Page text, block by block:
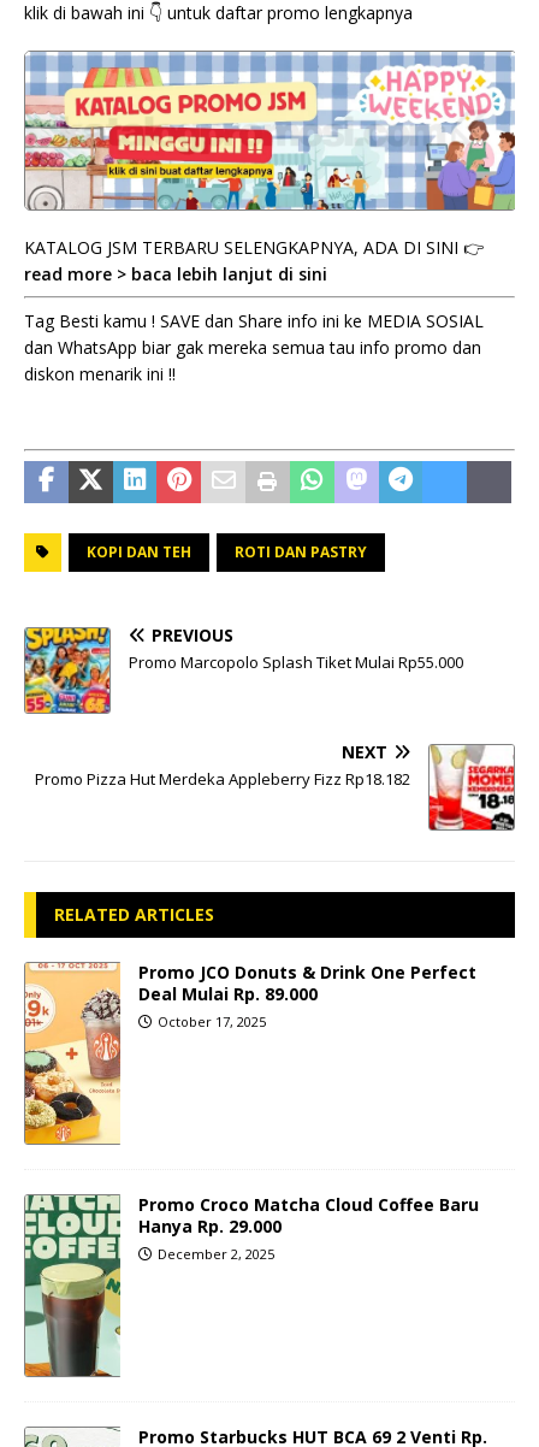
klik di bawah ini 👇 untuk daftar promo lengkapnya
KATALOG JSM TERBARU SELENGKAPNYA, ADA DI SINI 👉
read more > baca lebih lanjut di sini
Tag Besti kamu ! SAVE dan Share info ini ke MEDIA SOSIAL
dan WhatsApp biar gak mereka semua tau info promo dan
diskon menarik ini !!
KOPI DAN TEH ROTI DAN PASTRY
PREVIOUS
Promo Marcopolo Splash Tiket Mulai Rp55.000
NEXT
Promo Pizza Hut Merdeka Appleberry Fizz Rp18.182
RELATED ARTICLES
Promo JCO Donuts & Drink One Perfect
Deal Mulai Rp. 89.000
October 17, 2025
Promo Croco Matcha Cloud Coffee Baru
Hanya Rp. 29.000
December 2, 2025
Promo Starbucks HUT BCA 69 2 Venti Rp.